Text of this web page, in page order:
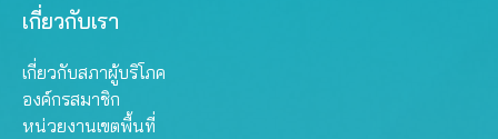
เกี่ยวกับเรา
เกี่ยวกับสภาผู้บริโภค
องค์กรสมาชิก
หน่วยงานเขตพื้นที่